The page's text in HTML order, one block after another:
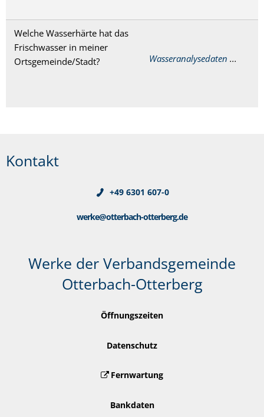
Welche Wasserhärte hat das
Frischwasser in meiner
Ortsgemeinde/Stadt?
Wasseranalysedaten ...
Kontakt
+49 6301 607-0
werke@otterbach-otterberg.de
Werke der Verbandsgemeinde
Otterbach-Otterberg
Öffnungszeiten
Datenschutz
Fernwartung
Bankdaten